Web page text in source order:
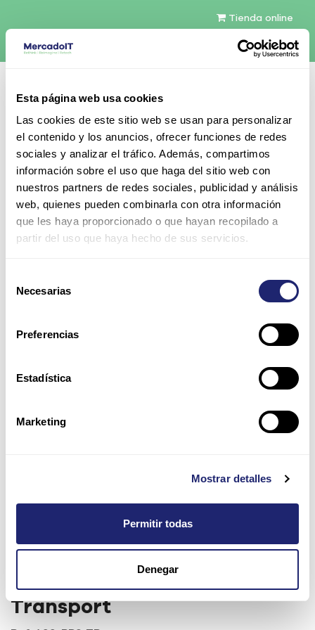
Esta página web usa cookies
Las cookies de este sitio web se usan para personalizar
el contenido y los anuncios, ofrecer funciones de redes
sociales y analizar el tráfico. Además, compartimos
información sobre el uso que haga del sitio web con
nuestros partners de redes sociales, publicidad y análisis
web, quienes pueden combinarla con otra información
que les haya proporcionado o que hayan recopilado a
partir del uso que haya hecho de sus servicios.
Necesarias
Preferencias
Estadística
Marketing
Mostrar detalles
Permitir todas
Denegar
Tienda online
Español
Contáctenos
Todos los productos
Cisco ASR 9900 Route Processor 3 para Packet
Transport
Cisco ASR 9900 Route
Processor 3 para Packet
Transport